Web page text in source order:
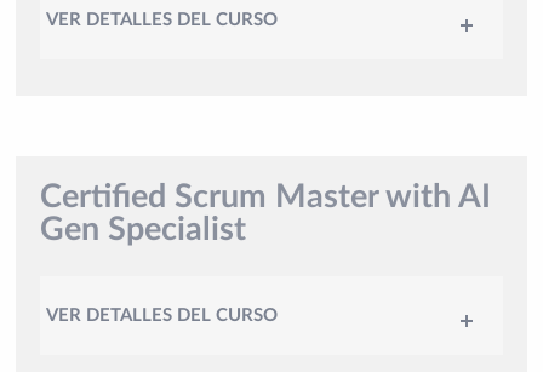
VER DETALLES DEL CURSO
Certified Scrum Master with AI
Gen Specialist
VER DETALLES DEL CURSO